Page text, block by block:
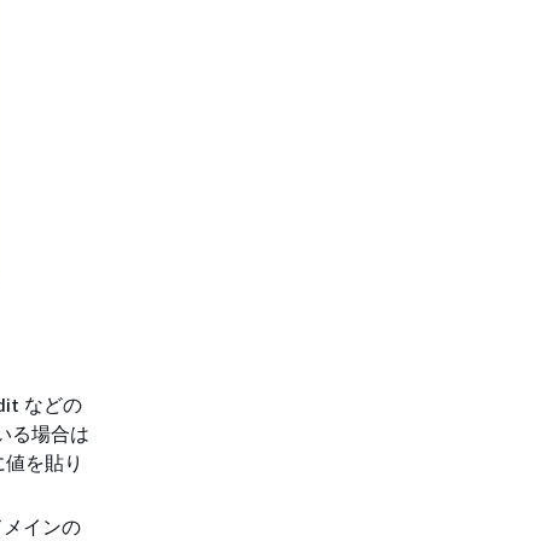
などの
る場合は
を貼り
インの